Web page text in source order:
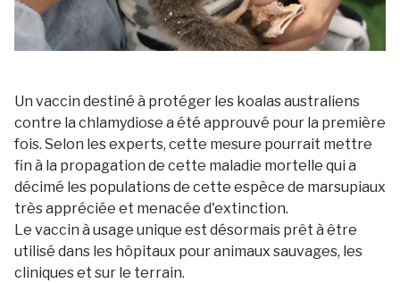
Un vaccin destiné à protéger les koalas australiens
contre la chlamydiose a été approuvé pour la première
fois. Selon les experts, cette mesure pourrait mettre
fin à la propagation de cette maladie mortelle qui a
décimé les populations de cette espèce de marsupiaux
très appréciée et menacée d'extinction.
Le vaccin à usage unique est désormais prêt à être
utilisé dans les hôpitaux pour animaux sauvages, les
cliniques et sur le terrain.